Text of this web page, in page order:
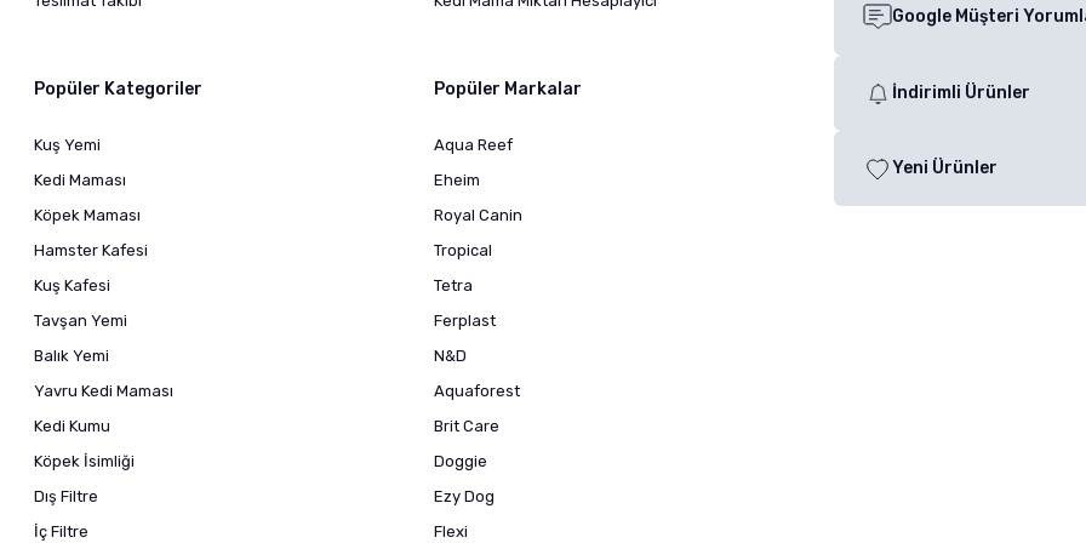
Popüler Kategoriler
Kuş Yemi
Kedi Maması
Köpek Maması
Hamster Kafesi
Kuş Kafesi
Tavşan Yemi
Balık Yemi
Yavru Kedi Maması
Kedi Kumu
Köpek İsimliği
Dış Filtre
İç Filtre
Popüler Markalar
Aqua Reef
Eheim
Royal Canin
Tropical
Tetra
Ferplast
N&D
Aquaforest
Brit Care
Doggie
Ezy Dog
Flexi
Google Müşteri
İndirimli Ürünler
Yeni Ürünler